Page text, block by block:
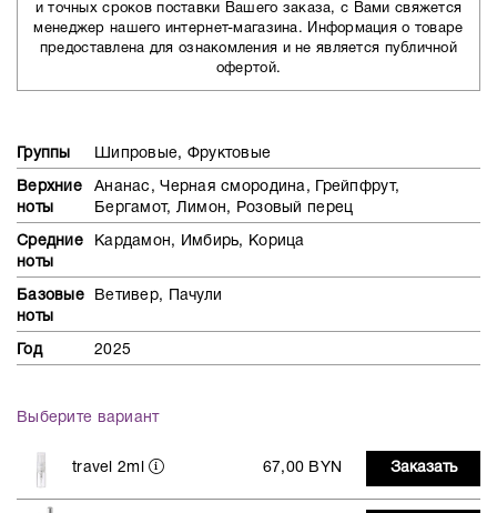
и точных сроков поставки Вашего заказа, с Вами свяжется
менеджер нашего интернет-магазина. Информация о товаре
предоставлена для ознакомления и не является публичной
офертой.
Группы Шипровые, Фруктовые
Верхние
ноты
Ананас, Черная смородина, Грейпфрут,
Бергамот, Лимон, Розовый перец
Средние
ноты
Кардамон, Имбирь, Корица
Базовые
ноты
Ветивер, Пачули
Год 2025
Выберите вариант
travel 2ml 67,00 BYN Заказать